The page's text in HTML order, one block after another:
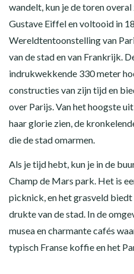
wandelt, kun je de toren
Gustave Eiffel en voltooid in
Wereldtentoonstelling van
van de stad en van Frankrijk.
indrukwekkende 330 meter
constructies van zijn tijd en
over Parijs. Van het hoogste
haar glorie zien, de
die de stad omarmen.
Als je tijd hebt, kun je in de
Champ de Mars park. Het is
picknick, en het grasveld
drukte van de stad. In de
musea en charmante cafés
typisch Franse koffie en het